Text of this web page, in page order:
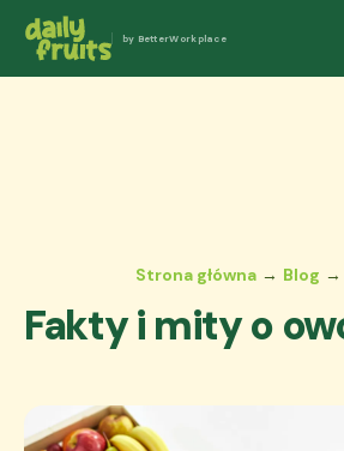
by BetterWorkplace
Strona główna→ Blog →
Fakty i mity o